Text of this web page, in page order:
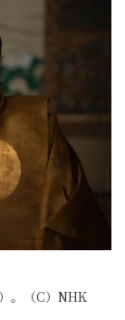
。（C）NHK